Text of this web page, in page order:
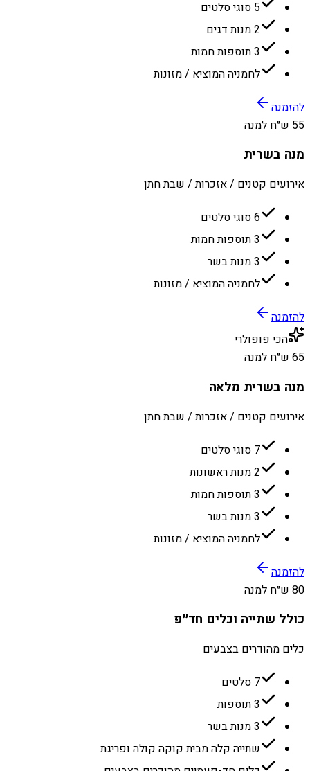
5 סוגי סלטים
2 מנות דגים
3 תוספות חמות
לחמניה המוציא / מזונות
להזמנה
55 ש״ח למנה
מנה בשרית
אירועים קטנים / אזכרות / שבת חתן
6 סוגי סלטים
3 תוספות חמות
3 מנות בשר
לחמניה המוציא / מזונות
להזמנה
הכי פופולרי
65 ש״ח למנה
מנה בשרית מלאה
אירועים קטנים / אזכרות / שבת חתן
7 סוגי סלטים
2 מנות ראשונות
3 תוספות חמות
3 מנות בשר
לחמניה המוציא / מזונות
להזמנה
80 ש״ח למנה
כולל שתייה וכלים חד״פ
כלים מהודרים בצבעים
7 סלטים
3 תוספות
3 מנות בשר
שתייה קלה מבית קוקה קולה ופריגת